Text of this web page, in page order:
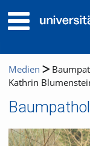
Medien
Kathrin